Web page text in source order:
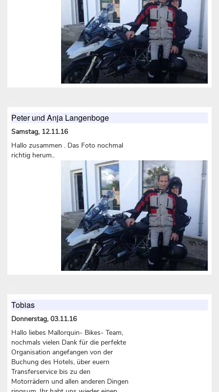
Peter und Anja Langenboge
Samstag, 12.11.16
Hallo zusammen . Das Foto nochmal
richtig herum..
Tobias
Donnerstag, 03.11.16
Hallo liebes Mallorquin- Bikes- Team,
nochmals vielen Dank für die perfekte
Organisation angefangen von der
Buchung des Hotels, über euern
Transferservice bis zu den
Motorrädern und allen anderen Dingen